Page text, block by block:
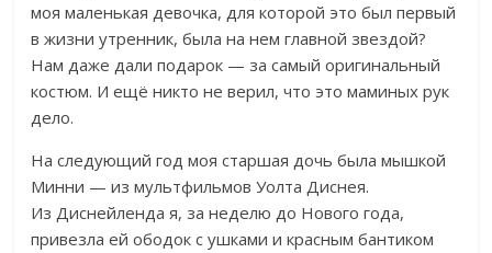
моя маленькая девочка, для которой это был первый
в жизни утренник, была на нем главной звездой?
Нам даже дали подарок — за самый оригинальный
костюм. И ещё никто не верил, что это маминых рук
дело.
На следующий год моя старшая дочь была мышкой
Минни — из мультфильмов Уолта Диснея.
Из Диснейленда я, за неделю до Нового года,
привезла ей ободок с ушками и красным бантиком